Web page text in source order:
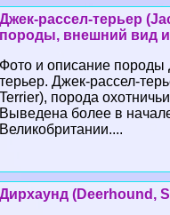
Джек-рассел-терьер
породы, внешний вид
Фото и описание породы
терьер. Джек-рассел-
Terrier), порода
Выведена более в
Великобритании....
Дирхаунд (Deerhound,